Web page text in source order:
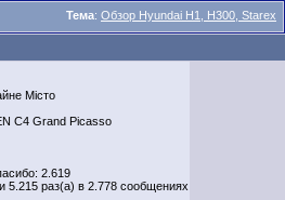
Тема: Обзор Hyundai H1, H300, Starex
Місто
C4 Grand Picasso
2.619
5.215 раз(а) в 2.778 сообщениях